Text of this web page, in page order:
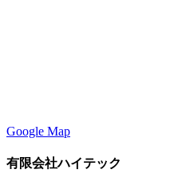
Google Map
有限会社ハイテック